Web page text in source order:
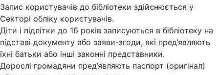
Запис користувачів до бібліотеки здійснюється у
Секторі обліку користувачів.
Діти і підлітки до 16 років записуються в бібліотеку на
підставі документу або заяви-згоди, які пред’являють
їхні батьки або інші законні представники.
Дорослі громадяни пред’являють паспорт (оригінал)